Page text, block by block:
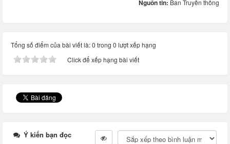
Nguồn tin: Ban Truyền thông
Tổng số điểm của bài viết là: 0 trong 0 lượt xếp hạng
Click để xếp hạng bài viết
Ý kiến bạn đọc